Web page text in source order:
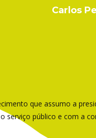
Carlos
que assumo a
público e com a